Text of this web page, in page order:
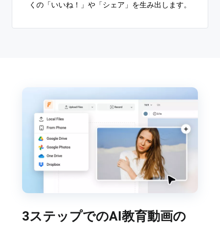
くの「いいね！」や「シェア」を生み出します。
3ステップでのAI教育動画の